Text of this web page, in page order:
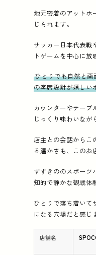
地元密着のアットホ
じられます。
サッカー日本代表戦
トゲームを中心に放
ひとりでも自然と
の客席設計が嬉しい
カウンターやテーブ
じっくり味わいなが
店主との会話からこ
る温かさも、このお
すすきののスポーツ
知的で静かな観戦体
ひとりで落ち着いて
になる穴場だと感じ
店舗名